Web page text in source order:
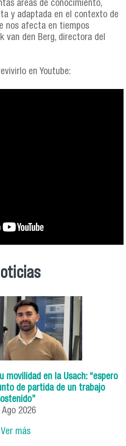
áreas de conocimiento,
y adaptada en el contexto de
nos afecta en tiempos
van den Berg, directora del
en Youtube:
movilidad en la Usach: “espero
de partida de un trabajo
Ago 2026
Ver más